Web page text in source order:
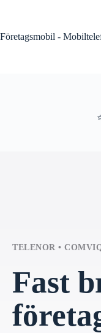
Företagsmobil -
TELENOR •
Fast